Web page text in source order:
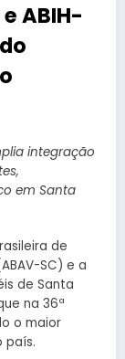
ABIH-
integração
em Santa
de
SC) e a
de Santa
na 36ª
o maior
país.